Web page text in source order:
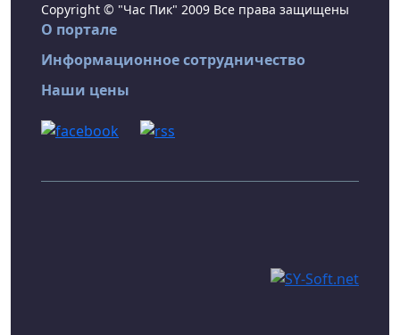
Copyright © "Час Пик" 2009 Все права защищены
О портале
Информационное сотрудничество
Наши цены